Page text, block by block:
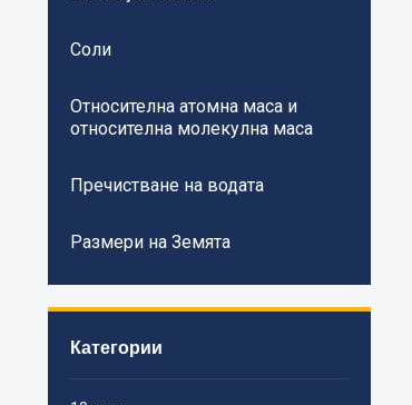
Соли
Относителна атомна маса и
относителна молекулна маса
Пречистване на водата
Размери на Земята
Категории